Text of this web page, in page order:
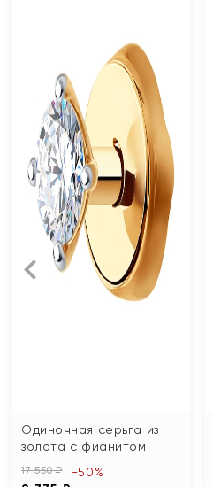
Одиночная серьга из
золота с фианитом
17 550 ₽ -50%